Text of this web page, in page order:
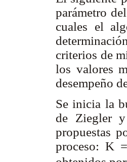
parámetro
cuales el
criterios de
los valores
desempeño
Se inicia la
de Ziegler
propuestas
proceso: K